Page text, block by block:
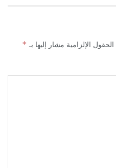
الحقول الإلزامية مشار إليها بـ *